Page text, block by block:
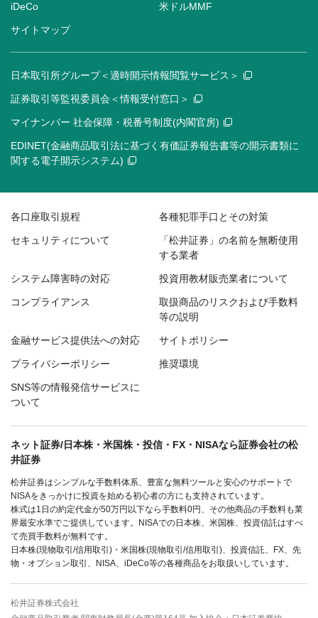
iDeCo 米ドルMMF
サイトマップ
日本取引所グループ＜適時開示情報閲覧サービス＞
証券取引等監視委員会＜情報受付窓口＞
マイナンバー 社会保障・税番号制度(内閣官房)
EDINET(金融商品取引法に基づく有価証券報告書等の開示書類に
関する電子開示システム)
各口座取引規程 各種犯罪手口とその対策
セキュリティについて
「松井証券」の名前を無断使用
する業者
システム障害時の対応 投資用教材販売業者について
コンプライアンス
取扱商品のリスクおよび手数料
等の説明
金融サービス提供法への対応 サイトポリシー
プライバシーポリシー 推奨環境
SNS等の情報発信サービスに
ついて
ネット証券/日本株・米国株・投信・FX・NISAなら証券会社の松
井証券
松井証券はシンプルな手数料体系、豊富な無料ツールと安心のサポートで
NISAをきっかけに投資を始める初心者の方にも支持されています。
株式は1日の約定代金が50万円以下なら手数料0円、その他商品の手数料も業
界最安水準でご提供しています。NISAでの日本株、米国株、投資信託はすべ
て売買手数料が無料です。
日本株(現物取引/信用取引)・米国株(現物取引/信用取引)、投資信託、FX、先
物・オプション取引、NISA、iDeCo等の各種商品をお取扱いしています。
松井証券株式会社